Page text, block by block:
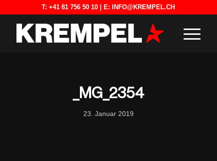
T:+41 81 756 50 10 | E: INFO@KREMPEL.CH
_MG_2354
23. Januar 2019